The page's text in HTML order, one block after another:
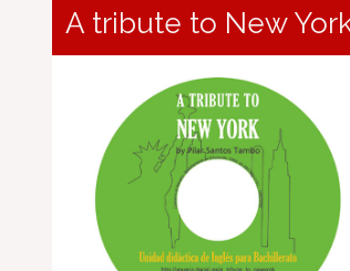
A tribute to New